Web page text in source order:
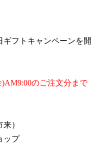
フトキャンペーンを開
)AM9:00のご注文分まで
）
ップ